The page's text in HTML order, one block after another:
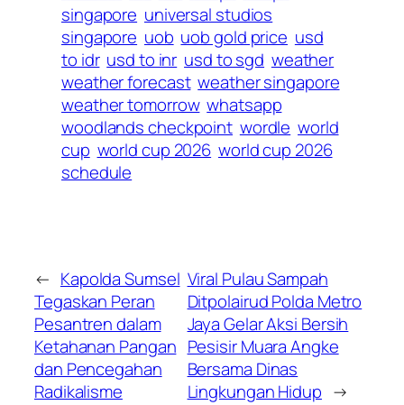
singapore universal studios
singapore uob uob gold price usd
to idr usd to inr usd to sgd weather
weather forecast weather singapore
weather tomorrow whatsapp
woodlands checkpoint wordle world
cup world cup 2026 world cup 2026
schedule
← Kapolda Sumsel
Tegaskan Peran
Pesantren dalam
Ketahanan Pangan
dan Pencegahan
Radikalisme
Viral Pulau Sampah
Ditpolairud Polda Metro
Jaya Gelar Aksi Bersih
Pesisir Muara Angke
Bersama Dinas
Lingkungan Hidup →